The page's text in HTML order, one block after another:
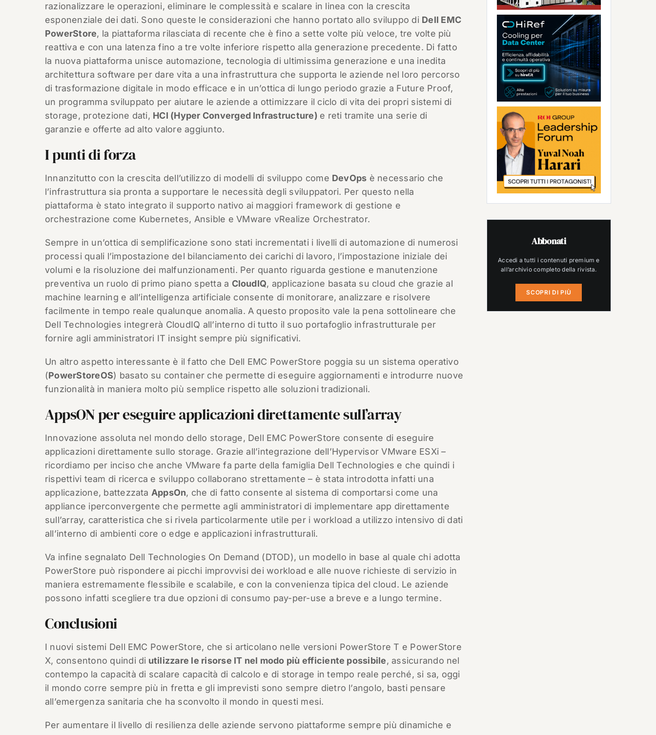
razionalizzare le operazioni, eliminare le complessità e scalare in linea con la crescita
esponenziale dei dati. Sono queste le considerazioni che hanno portato allo sviluppo di Dell EMC
PowerStore, la piattaforma rilasciata di recente che è fino a sette volte più veloce, tre volte più
reattiva e con una latenza fino a tre volte inferiore rispetto alla generazione precedente. Di fatto
la nuova piattaforma unisce automazione, tecnologia di ultimissima generazione e una inedita
architettura software per dare vita a una infrastruttura che supporta le aziende nel loro percorso
di trasformazione digitale in modo efficace e in un’ottica di lungo periodo grazie a Future Proof,
un programma sviluppato per aiutare le aziende a ottimizzare il ciclo di vita dei propri sistemi di
storage, protezione dati, HCI (Hyper Converged Infrastructure) e reti tramite una serie di
garanzie e offerte ad alto valore aggiunto.
I punti di forza
Innanzitutto con la crescita dell’utilizzo di modelli di sviluppo come DevOps è necessario che
l’infrastruttura sia pronta a supportare le necessità degli sviluppatori. Per questo nella
piattaforma è stato integrato il supporto nativo ai maggiori framework di gestione e
orchestrazione come Kubernetes, Ansible e VMware vRealize Orchestrator.
Sempre in un’ottica di semplificazione sono stati incrementati i livelli di automazione di numerosi
processi quali l’impostazione del bilanciamento dei carichi di lavoro, l’impostazione iniziale dei
volumi e la risoluzione dei malfunzionamenti. Per quanto riguarda gestione e manutenzione
preventiva un ruolo di primo piano spetta a CloudIQ, applicazione basata su cloud che grazie al
machine learning e all’intelligenza artificiale consente di monitorare, analizzare e risolvere
facilmente in tempo reale qualunque anomalia. A questo proposito vale la pena sottolineare che
Dell Technologies integrerà CloudIQ all’interno di tutto il suo portafoglio infrastrutturale per
fornire agli amministratori IT insight sempre più significativi.
Un altro aspetto interessante è il fatto che Dell EMC PowerStore poggia su un sistema operativo
(PowerStoreOS) basato su container che permette di eseguire aggiornamenti e introdurre nuove
funzionalità in maniera molto più semplice rispetto alle soluzioni tradizionali.
AppsON per eseguire applicazioni direttamente sull’array
Innovazione assoluta nel mondo dello storage, Dell EMC PowerStore consente di eseguire
applicazioni direttamente sullo storage. Grazie all’integrazione dell’Hypervisor VMware ESXi –
ricordiamo per inciso che anche VMware fa parte della famiglia Dell Technologies e che quindi i
rispettivi team di ricerca e sviluppo collaborano strettamente – è stata introdotta infatti una
applicazione, battezzata AppsOn, che di fatto consente al sistema di comportarsi come una
appliance iperconvergente che permette agli amministratori di implementare app direttamente
sull’array, caratteristica che si rivela particolarmente utile per i workload a utilizzo intensivo di dati
all’interno di ambienti core o edge e applicazioni infrastrutturali.
Va infine segnalato Dell Technologies On Demand (DTOD), un modello in base al quale chi adotta
PowerStore può rispondere ai picchi improvvisi dei workload e alle nuove richieste di servizio in
maniera estremamente flessibile e scalabile, e con la convenienza tipica del cloud. Le aziende
possono infatti scegliere tra due opzioni di consumo pay-per-use a breve e a lungo termine.
Conclusioni
I nuovi sistemi Dell EMC PowerStore, che si articolano nelle versioni PowerStore T e PowerStore
X, consentono quindi di utilizzare le risorse IT nel modo più efficiente possibile, assicurando nel
contempo la capacità di scalare capacità di calcolo e di storage in tempo reale perché, si sa, oggi
il mondo corre sempre più in fretta e gli imprevisti sono sempre dietro l’angolo, basti pensare
all’emergenza sanitaria che ha sconvolto il mondo in questi mesi.
Per aumentare il livello di resilienza delle aziende servono piattaforme sempre più dinamiche e
Abbonati
Accedi a tutti i contenuti premium e
all’archivio completo della rivista.
SCOPRI DI PIÙ